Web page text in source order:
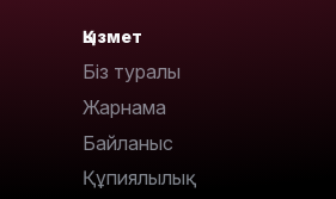
Қызмет
Біз туралы
Жарнама
Байланыс
Құпиялылық